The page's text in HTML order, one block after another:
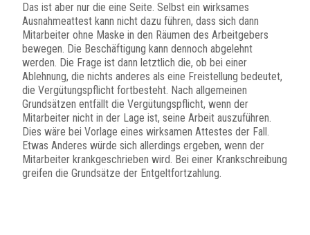
Das ist aber nur die eine Seite. Selbst ein wirksames
Ausnahmeattest kann nicht dazu führen, dass sich dann
Mitarbeiter ohne Maske in den Räumen des Arbeitgebers
bewegen. Die Beschäftigung kann dennoch abgelehnt
werden. Die Frage ist dann letztlich die, ob bei einer
Ablehnung, die nichts anderes als eine Freistellung bedeutet,
die Vergütungspflicht fortbesteht. Nach allgemeinen
Grundsätzen entfällt die Vergütungspflicht, wenn der
Mitarbeiter nicht in der Lage ist, seine Arbeit auszuführen.
Dies wäre bei Vorlage eines wirksamen Attestes der Fall.
Etwas Anderes würde sich allerdings ergeben, wenn der
Mitarbeiter krankgeschrieben wird. Bei einer Krankschreibung
greifen die Grundsätze der Entgeltfortzahlung.